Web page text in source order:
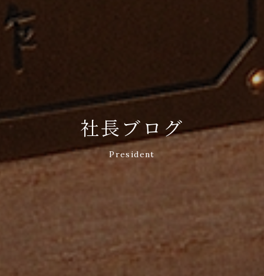
社長ブログ
President